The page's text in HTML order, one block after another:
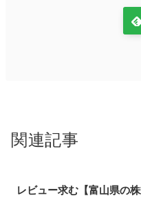
関連記事
レビュー求む【富山県の